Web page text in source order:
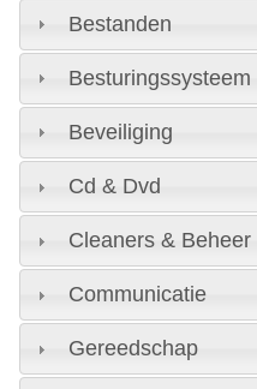
Bestanden
Besturingssysteem
Beveiliging
Cd & Dvd
Cleaners & Beheer
Communicatie
Gereedschap